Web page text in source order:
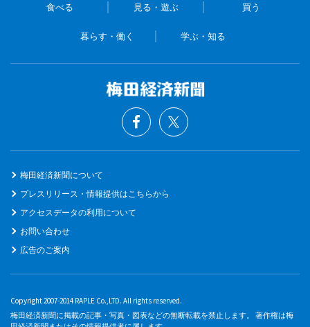
食べる 見る・遊ぶ 買う
暮らす・働く 学ぶ・知る
梅田経済新聞について
プレスリリース・情報提供はこちらから
アクセスデータの利用について
お問い合わせ
広告のご案内
Copyright 2007-2014 RAPLE Co.,LTD. All rights reserved.
梅田経済新聞に掲載の記事・写真・図表などの無断転載を禁止します。 著作権は梅